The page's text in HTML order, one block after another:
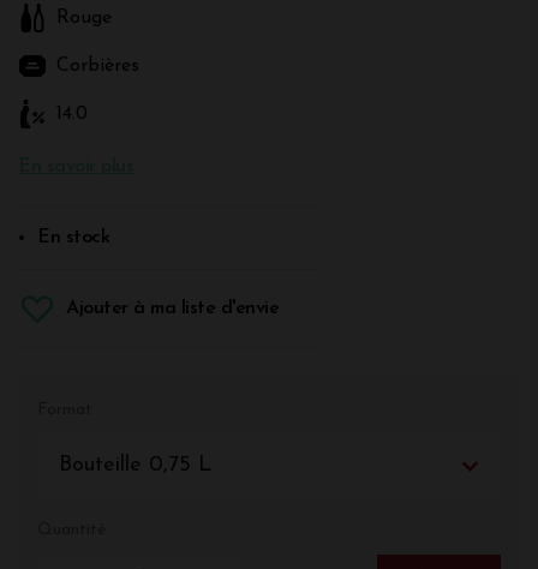
Rouge
Corbières
14.0
En stock
Ajouter à ma liste d'envie
Bouteille 0,75 L